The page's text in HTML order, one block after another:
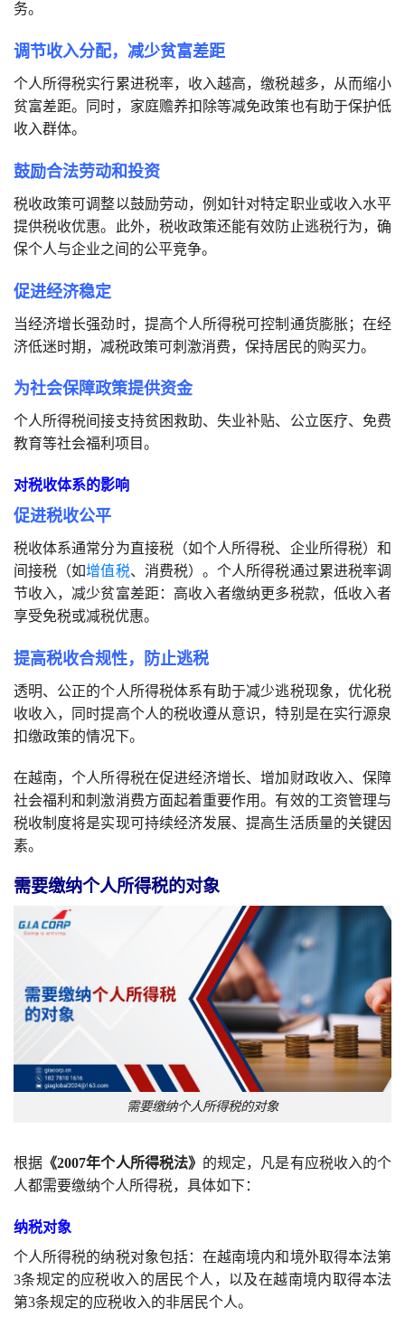
务。
调节收入分配，减少贫富差距
个人所得税实行累进税率，收入越高，缴税越多，从而缩小
贫富差距。同时，家庭赡养扣除等减免政策也有助于保护低
收入群体。
鼓励合法劳动和投资
税收政策可调整以鼓励劳动，例如针对特定职业或收入水平
提供税收优惠。此外，税收政策还能有效防止逃税行为，确
保个人与企业之间的公平竞争。
促进经济稳定
当经济增长强劲时，提高个人所得税可控制通货膨胀；在经
济低迷时期，减税政策可刺激消费，保持居民的购买力。
为社会保障政策提供资金
个人所得税间接支持贫困救助、失业补贴、公立医疗、免费
教育等社会福利项目。
对税收体系的影响
促进税收公平
税收体系通常分为直接税（如个人所得税、企业所得税）和
间接税（如增值税、消费税）。个人所得税通过累进税率调
节收入，减少贫富差距：高收入者缴纳更多税款，低收入者
享受免税或减税优惠。
提高税收合规性，防止逃税
透明、公正的个人所得税体系有助于减少逃税现象，优化税
收收入，同时提高个人的税收遵从意识，特别是在实行源泉
扣缴政策的情况下。
在越南，个人所得税在促进经济增长、增加财政收入、保障
社会福利和刺激消费方面起着重要作用。有效的工资管理与
税收制度将是实现可持续经济发展、提高生活质量的关键因
素。
需要缴纳个人所得税的对象
需要缴纳个人所得税的对象
根据 《2007年个人所得税法》 的规定，凡是有应税收入的个
人都需要缴纳个人所得税，具体如下：
纳税对象
个人所得税的纳税对象包括：在越南境内和境外取得本法第
3条规定的应税收入的居民个人，以及在越南境内取得本法
第3条规定的应税收入的非居民个人。